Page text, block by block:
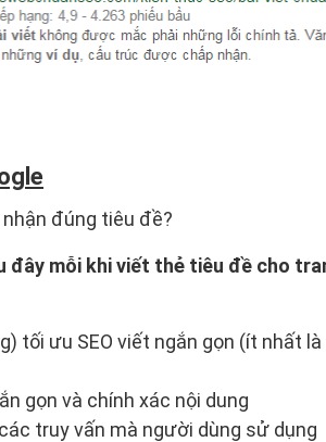
đúng tiêu đề?
đây mỗi khi viết thẻ tiêu đề cho
tối ưu SEO viết ngắn gọn (ít nhất
gọn và chính xác nội dung
truy vấn mà người dùng sử dụng